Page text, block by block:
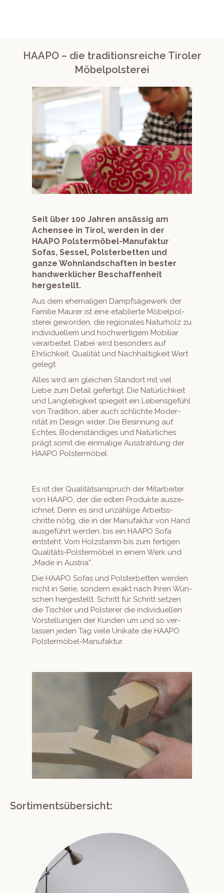
HAAPO – die traditionsreiche Tiroler
Möbelpolsterei
Seit über 100 Jahren ansässig am
Achensee in Tirol, werden in der
HAAPO Polstermöbel-Manufaktur
Sofas, Sessel, Polsterbetten und
ganze Wohnlandschaften in bester
handwerklicher Beschaffenheit
hergestellt.
Aus dem ehe­ma­li­gen Dampf­sägew­erk der
Fam­i­lie Mau­r­er ist eine etablierte Möbelpol­
sterei gewor­den, die regionales Naturholz zu
indi­vidu­ellem und hochw­er­tigem Mobil­iar
ver­ar­beit­et. Dabei wird beson­ders auf
Ehrlichkeit, Qual­ität und Nach­haltigkeit Wert
gelegt.
Alles wird am gle­ichen Stan­dort mit viel
Liebe zum Detail gefer­tigt. Die Natür­lichkeit
und Lan­glebigkeit spiegelt ein Lebens­ge­fühl
von Tra­di­tion, aber auch schlichte Moder­
nität im Design wider. Die Besin­nung auf
Echt­es, Boden­ständi­ges und Natür­lich­es
prägt somit die ein­ma­lige Ausstrahlung der
HAAPO Polstermöbel.
Es ist der Qual­ität­sanspruch der Mitar­beit­er
von HAAPO, der die edlen Pro­duk­te ausze­
ich­net. Denn es sind unzäh­lige Arbeitss­
chritte nötig, die in der Man­u­fak­tur von Hand
aus­ge­führt wer­den, bis ein HAAPO Sofa
entste­ht. Vom Holzs­tamm bis zum fer­ti­gen
Qual­itäts-Pol­ster­mö­bel in einem Werk und
„Made in Austria”.
Die HAAPO Sofas und Pol­ster­bet­ten wer­den
nicht in Serie, son­dern exakt nach Ihren Wün­
schen hergestellt. Schritt für Schritt set­zen
die Tis­chler und Pol­ster­er die indi­vidu­ellen
Vorstel­lun­gen der Kun­den um und so ver­
lassen jeden Tag viele Unikate die HAAPO
Polstermöbel-Manufaktur.
Sortimentsübersicht: